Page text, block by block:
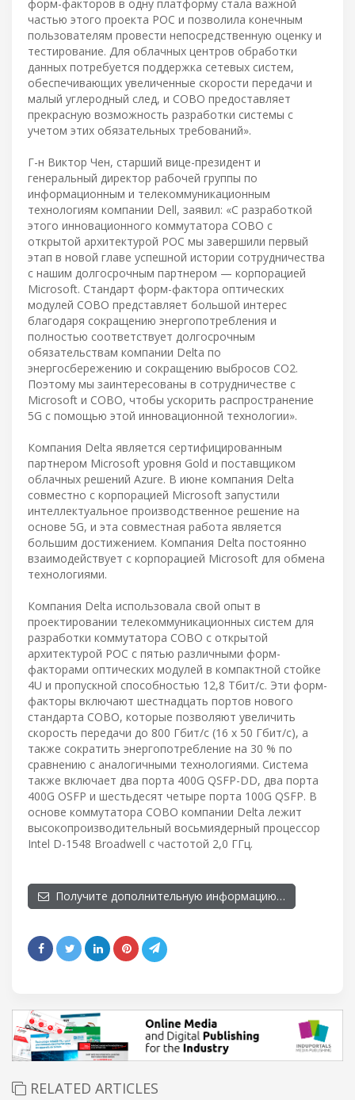
форм-факторов в одну платформу стала важной
частью этого проекта POC и позволила конечным
пользователям провести непосредственную оценку и
тестирование. Для облачных центров обработки
данных потребуется поддержка сетевых систем,
обеспечивающих увеличенные скорости передачи и
малый углеродный след, и COBO предоставляет
прекрасную возможность разработки системы с
учетом этих обязательных требований».
Г-н Виктор Чен, старший вице-президент и
генеральный директор рабочей группы по
информационным и телекоммуникационным
технологиям компании Dell, заявил: «С разработкой
этого инновационного коммутатора COBO с
открытой архитектурой POC мы завершили первый
этап в новой главе успешной истории сотрудничества
с нашим долгосрочным партнером — корпорацией
Microsoft. Стандарт форм-фактора оптических
модулей COBO представляет большой интерес
благодаря сокращению энергопотребления и
полностью соответствует долгосрочным
обязательствам компании Delta по
энергосбережению и сокращению выбросов CO2.
Поэтому мы заинтересованы в сотрудничестве с
Microsoft и COBO, чтобы ускорить распространение
5G с помощью этой инновационной технологии».
Компания Delta является сертифицированным
партнером Microsoft уровня Gold и поставщиком
облачных решений Azure. В июне компания Delta
совместно с корпорацией Microsoft запустили
интеллектуальное производственное решение на
основе 5G, и эта совместная работа является
большим достижением. Компания Delta постоянно
взаимодействует с корпорацией Microsoft для обмена
технологиями.
Компания Delta использовала свой опыт в
проектировании телекоммуникационных систем для
разработки коммутатора COBO с открытой
архитектурой POC с пятью различными форм-
факторами оптических модулей в компактной стойке
4U и пропускной способностью 12,8 Тбит/с. Эти форм-
факторы включают шестнадцать портов нового
стандарта COBO, которые позволяют увеличить
скорость передачи до 800 Гбит/с (16 x 50 Гбит/с), а
также сократить энергопотребление на 30 % по
сравнению с аналогичными технологиями. Система
также включает два порта 400G QSFP-DD, два порта
400G OSFP и шестьдесят четыре порта 100G QSFP. В
основе коммутатора COBO компании Delta лежит
высокопроизводительный восьмиядерный процессор
Intel D-1548 Broadwell с частотой 2,0 ГГц.
Получите дополнительную информацию…
RELATED ARTICLES